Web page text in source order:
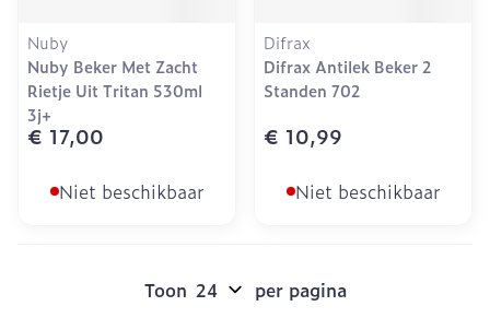
Nuby
Nuby Beker Met Zacht
Rietje Uit Tritan 530ml
3j+
€ 17,00
Niet beschikbaar
Difrax
Difrax Antilek Beker 2
Standen 702
€ 10,99
Niet beschikbaar
Toon per pagina